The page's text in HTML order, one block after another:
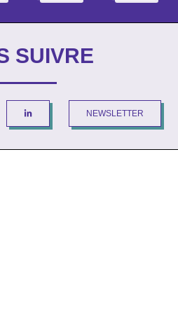
SUIVRE
NEWSLETTER